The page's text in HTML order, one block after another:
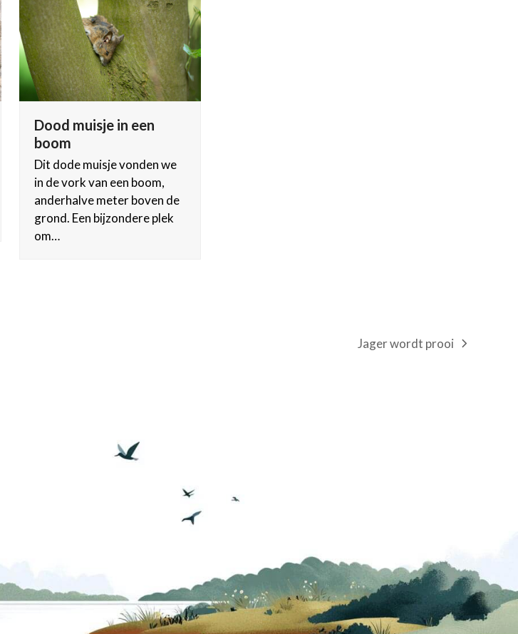
Dood muisje in een
boom
Dit dode muisje vonden we
in de vork van een boom,
anderhalve meter boven de
grond. Een bijzondere plek
om…
next
Jager wordt prooi